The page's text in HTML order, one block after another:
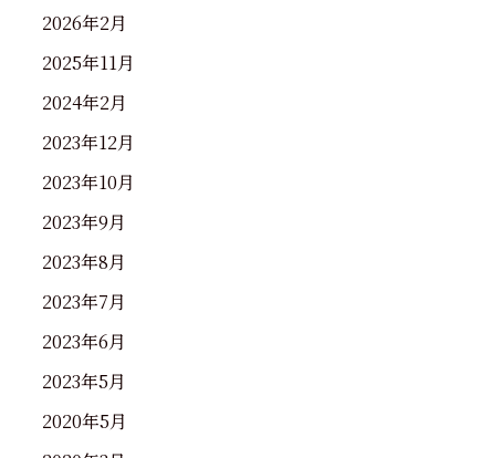
2026年2月
2025年11月
2024年2月
2023年12月
2023年10月
2023年9月
2023年8月
2023年7月
2023年6月
2023年5月
2020年5月